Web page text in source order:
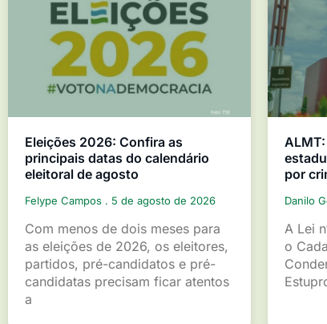
Eleições 2026: Confira as
principais datas do calendário
eleitoral de agosto
Felype Campos 5 de agosto de 2026
Com menos de dois meses para
as eleições de 2026, os eleitores,
partidos, pré-candidatos e pré-
candidatas precisam ficar atentos
a
por
Danilo
A Lei
o